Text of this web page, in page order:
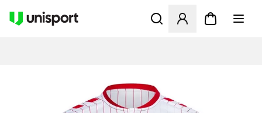
Åpner en Modal for å